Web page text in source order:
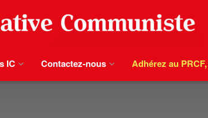
IC Contactez-nous Adhérez au